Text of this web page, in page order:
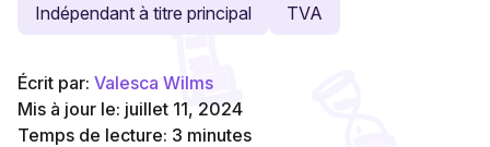
Indépendant à titre principal TVA
Écrit par: Valesca Wilms
Mis à jour le: juillet 11, 2024
Temps de lecture: 3 minutes